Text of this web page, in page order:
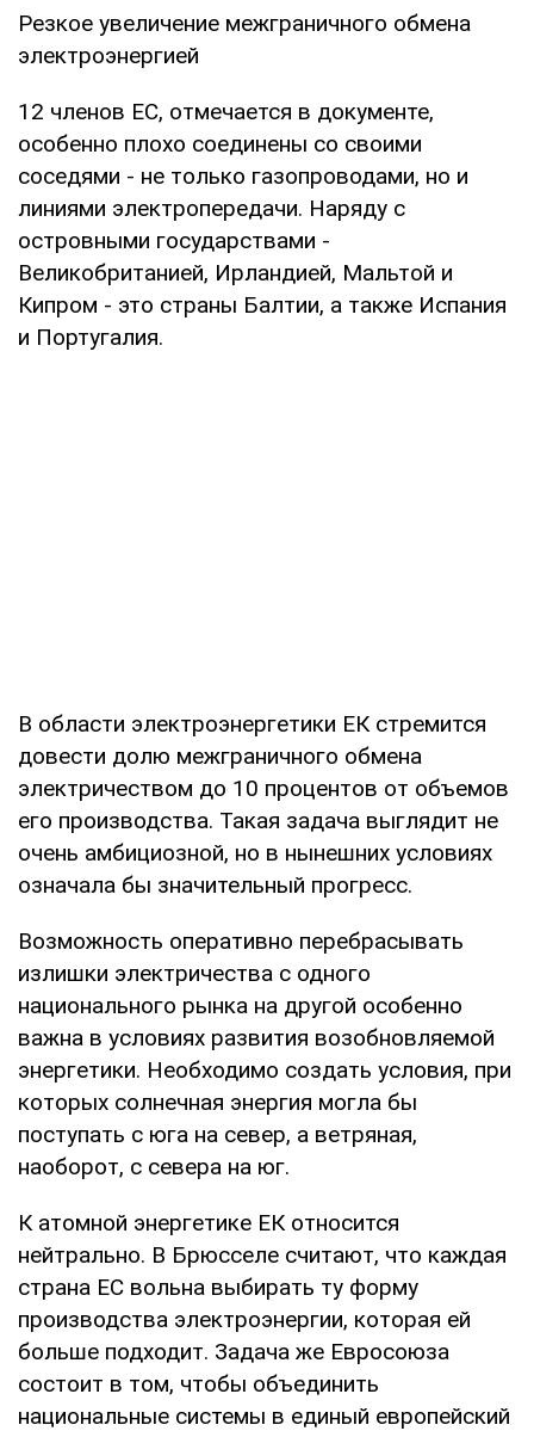
Резкое увеличение межграничного обмена
электроэнергией
12 членов ЕС, отмечается в документе,
особенно плохо соединены со своими
соседями - не только газопроводами, но и
линиями электропередачи. Наряду с
островными государствами -
Великобританией, Ирландией, Мальтой и
Кипром - это страны Балтии, а также Испания
и Португалия.
В области электроэнергетики ЕК стремится
довести долю межграничного обмена
электричеством до 10 процентов от объемов
его производства. Такая задача выглядит не
очень амбициозной, но в нынешних условиях
означала бы значительный прогресс.
Возможность оперативно перебрасывать
излишки электричества с одного
национального рынка на другой особенно
важна в условиях развития возобновляемой
энергетики. Необходимо создать условия, при
которых солнечная энергия могла бы
поступать с юга на север, а ветряная,
наоборот, с севера на юг.
К атомной энергетике ЕК относится
нейтрально. В Брюсселе считают, что каждая
страна ЕС вольна выбирать ту форму
производства электроэнергии, которая ей
больше подходит. Задача же Евросоюза
состоит в том, чтобы объединить
национальные системы в единый европейский